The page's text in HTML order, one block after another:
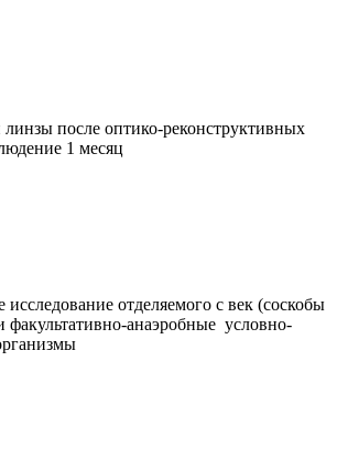
после оптико-реконструктивных
1 месяц
исследование отделяемого с век (соскобы
факультативно-анаэробные условно-